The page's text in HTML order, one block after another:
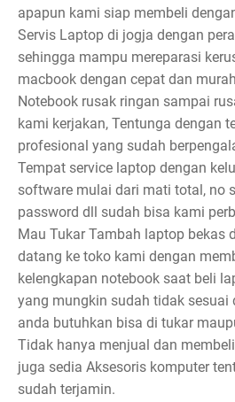
apapun kami siap membeli
Servis Laptop di jogja dengan
sehingga mampu mereparasi
macbook dengan cepat dan
Notebook rusak ringan sampai
kami kerjakan, Tentunga dengan
profesional yang sudah
Tempat service laptop dengan
software mulai dari mati total, no
password dll sudah bisa kami
Mau Tukar Tambah laptop bekas
datang ke toko kami dengan
kelengkapan notebook saat beli
yang mungkin sudah tidak sesuai
anda butuhkan bisa di tukar
Tidak hanya menjual dan
juga sedia Aksesoris komputer
sudah terjamin.